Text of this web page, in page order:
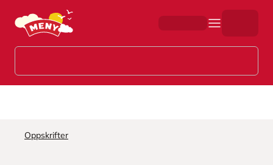
Hopp til hovedinnhold
Oppskrifter